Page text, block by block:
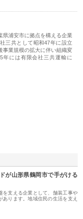
県浦安市に拠点を構える企業
三共として昭和47年に設立
事業規模の拡大に伴い組織変
年には有限会社三共運輸に
が山形県鶴岡市で手がける
を支える企業として、舗装工事や
あります。地域住民の生活を支え